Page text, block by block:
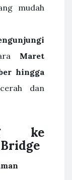
mudah
Maret
hingga
dan
ke